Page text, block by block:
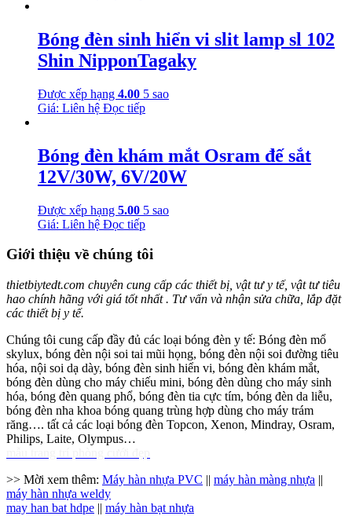
Bóng đèn sinh hiển vi slit lamp sl 102
Shin NipponTagaky
Được xếp hạng 4.00 5 sao
Giá: Liên hệ Đọc tiếp
Bóng đèn khám mắt Osram đế sắt
12V/30W, 6V/20W
Được xếp hạng 5.00 5 sao
Giá: Liên hệ Đọc tiếp
Giới thiệu về chúng tôi
thietbiytedt.com chuyên cung cấp các thiết bị, vật tư y tế, vật tư tiêu
hao chính hãng với giá tốt nhất . Tư vấn và nhận sửa chữa, lắp đặt
các thiết bị y tế.
Chúng tôi cung cấp đầy đủ các loại bóng đèn y tế: Bóng đèn mổ
skylux, bóng đèn nội soi tai mũi họng, bóng đèn nội soi đường tiêu
hóa, nội soi dạ dày, bóng đèn sinh hiển vi, bóng đèn khám mắt,
bóng đèn dùng cho máy chiếu mini, bóng đèn dùng cho máy sinh
hóa, bóng đèn quang phổ, bóng đèn tia cực tím, bóng đèn da liễu,
bóng đèn nha khoa bóng quang trùng hợp dùng cho máy trám
răng…. tất cả các loại bóng đèn Topcon, Xenon, Mindray, Osram,
Philips, Laite, Olympus…
>> Mời xem thêm: Máy hàn nhựa PVC || máy hàn màng nhựa ||
máy hàn nhựa weldy
may han bat hdpe || máy hàn bạt nhựa